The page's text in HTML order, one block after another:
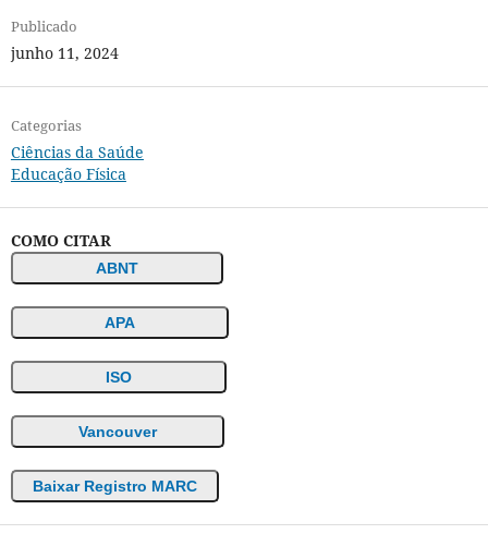
Publicado
junho 11, 2024
Categorias
Ciências da Saúde
Educação Física
COMO CITAR
ABNT
APA
ISO
Vancouver
Baixar Registro MARC